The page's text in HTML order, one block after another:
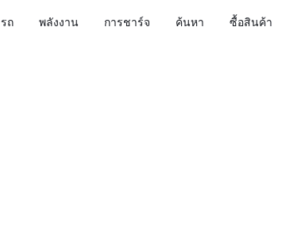
รถ พลังงาน การชาร์จ ค้นหา ซื้อสินค้า